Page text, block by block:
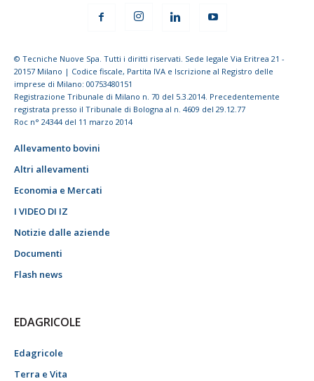
© Tecniche Nuove Spa. Tutti i diritti riservati. Sede legale Via Eritrea 21 -
20157 Milano | Codice fiscale, Partita IVA e Iscrizione al Registro delle
imprese di Milano: 00753480151
Registrazione Tribunale di Milano n. 70 del 5.3.2014. Precedentemente
registrata presso il Tribunale di Bologna al n. 4609 del 29.12.77
Roc n° 24344 del 11 marzo 2014
Allevamento bovini
Altri allevamenti
Economia e Mercati
I VIDEO DI IZ
Notizie dalle aziende
Documenti
Flash news
EDAGRICOLE
Edagricole
Terra e Vita